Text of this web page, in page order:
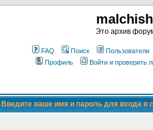
Это архив
FAQ Поиск Пользователи
Профиль
Войти и проверить
Введите ваше имя и пароль для входа в